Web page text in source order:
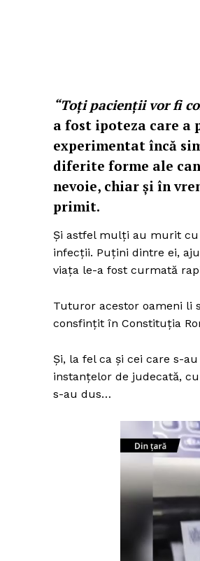
“Toți pacienții vor fi
a fost ipoteza care a
experimentat încă
diferite forme ale
nevoie, chiar și în
primit.
Și astfel mulți au murit
infecții. Puțini dintre ei,
viața le-a fost curmată
Tuturor acestor oameni li
consfințit în Constituția
Și, la fel ca și cei care s-
instanțelor de judecată,
s-au dus…